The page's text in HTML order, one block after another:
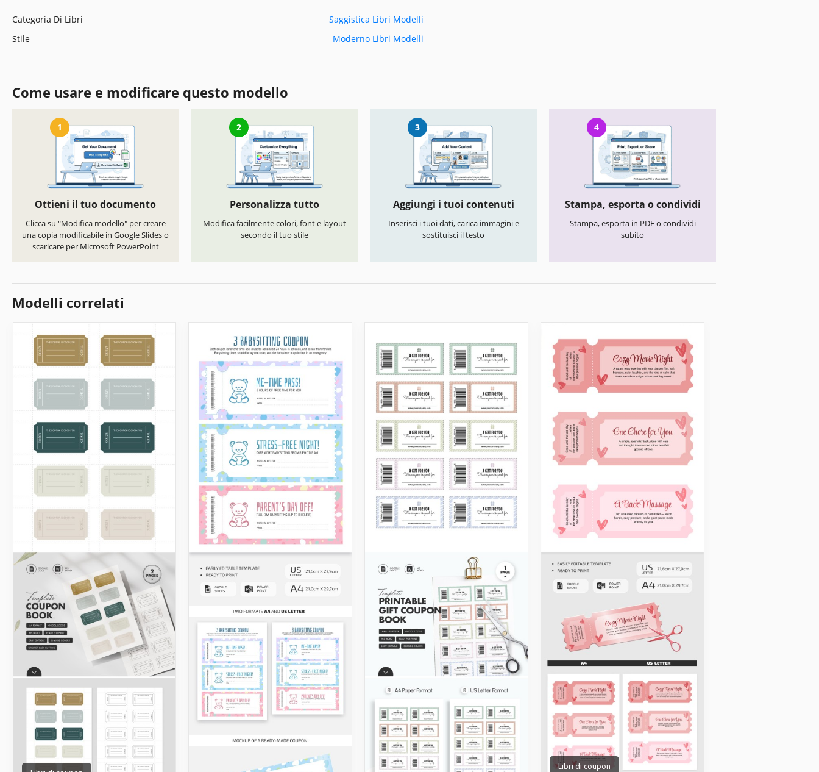
Categoria Di Libri
Saggistica Libri Modelli
Stile
Moderno Libri Modelli
Come usare e modificare questo modello
1
Ottieni il tuo documento
Clicca su "Modifica modello" per creare
una copia modificabile in Google Slides o
scaricare per Microsoft PowerPoint
2
Personalizza tutto
Modifica facilmente colori, font e layout
secondo il tuo stile
3
Aggiungi i tuoi contenuti
Inserisci i tuoi dati, carica immagini e
sostituisci il testo
4
Stampa, esporta o condividi
Stampa, esporta in PDF o condividi
subito
Modelli correlati
Libri di coupon